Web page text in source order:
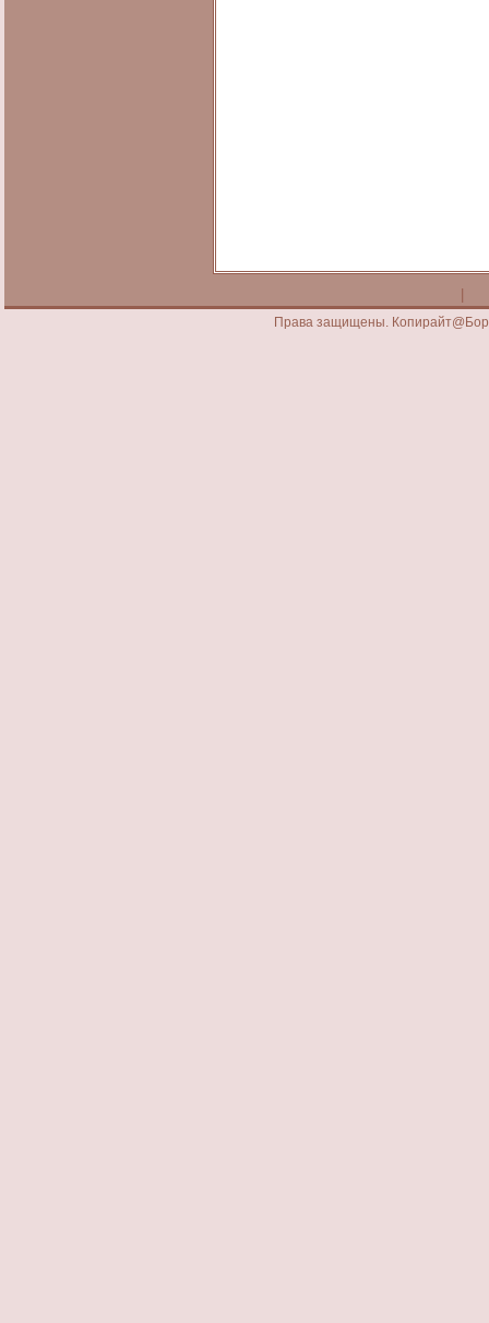
Права защищены.